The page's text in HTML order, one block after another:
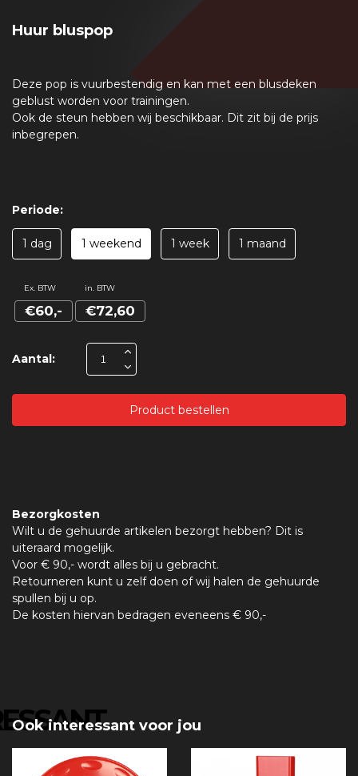
Huur bluspop
Deze pop is vuurbestendig en kan met een blusdeken
geblust worden voor trainingen.
Ook de steun hebben wij beschikbaar. Dit zit bij de prijs
inbegrepen.
Periode:
1 dag 1 weekend 1 week 1 maand
Aantal:
Ex. BTW in. BTW
€60,- €72,60
Product bestellen
Bezorgkosten
Wilt u de gehuurde artikelen bezorgt hebben? Dit is
uiteraard mogelijk.
Voor € 90,- wordt alles bij u gebracht.
Retourneren kunt u zelf doen of wij halen de gehuurde
spullen bij u op.
De kosten hiervan bedragen eveneens € 90,-
Ook interessant voor jou